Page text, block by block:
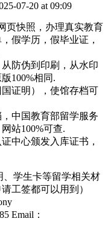
07-20 at 09:09
页快照，办理真实教育
假学历，假毕业证，
防伪到印刷，从水印
100%相同.
证明），使馆存档可
中国教育部留学服务
站100%可查.
中心颁发入库证书，
、学生卡等留学相关材
工签都可以用到）
Email：